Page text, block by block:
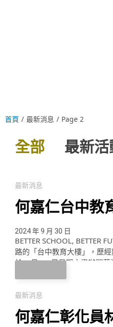
首頁 / 最新消息 / Page 2
全部 最新活
最新消息
何嘉仁台中教
TAICHUNG
CENTER
2024 年 9 月 30 日
BETTER SCHOOL, BETTER
路的「台中教育大樓」，歷
於 9 月 28 日星期六舉辦開
育工作者創造更優質的環境
堆疊起來； …
最新消息
何嘉仁彰化員